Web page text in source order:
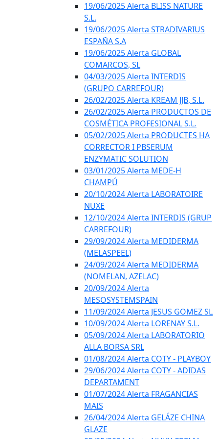
19/06/2025 Alerta BLISS NATURE
S.L.
19/06/2025 Alerta STRADIVARIUS
ESPAÑA S.A
19/06/2025 Alerta GLOBAL
COMARCOS, SL
04/03/2025 Alerta INTERDIS
(GRUPO CARREFOUR)
26/02/2025 Alerta KREAM JJB, S.L.
26/02/2025 Alerta PRODUCTOS DE
COSMÉTICA PROFESIONAL S.L.
05/02/2025 Alerta PRODUCTES HA
CORRECTOR I PBSERUM
ENZYMATIC SOLUTION
03/01/2025 Alerta MEDE-H
CHAMPÚ
20/10/2024 Alerta LABORATOIRE
NUXE
12/10/2024 Alerta INTERDIS (GRUP
CARREFOUR)
29/09/2024 Alerta MEDIDERMA
(MELASPEEL)
24/09/2024 Alerta MEDIDERMA
(NOMELAN, AZELAC)
20/09/2024 Alerta
MESOSYSTEMSPAIN
11/09/2024 Alerta JESUS GOMEZ SL
10/09/2024 Alerta LORENAY S.L.
05/09/2024 Alerta LABORATORIO
ALLA BORSA SRL
01/08/2024 Alerta COTY - PLAYBOY
29/06/2024 Alerta COTY - ADIDAS
DEPARTAMENT
01/07/2024 Alerta FRAGANCIAS
MAIS
26/04/2024 Alerta GELÁZE CHINA
GLAZE